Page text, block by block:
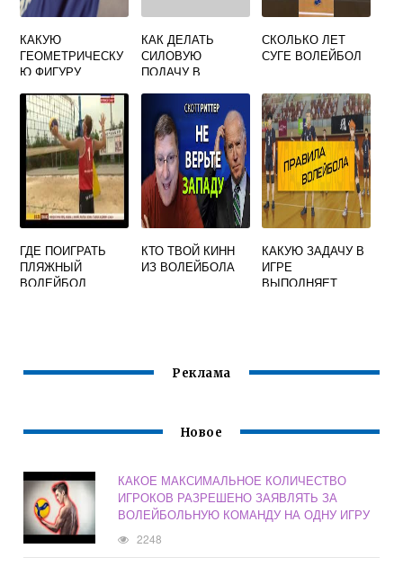
КАКУЮ
ГЕОМЕТРИЧЕСКУ
Ю ФИГУРУ
РАСПОЛОЖЕНИЕ
БОЛЬШИХ И
УКАЗАТЕЛЬНЫХ
ПАЛЬЦЕВ В
ВОЛЕЙБОЛЕ
КАК ДЕЛАТЬ
СИЛОВУЮ
ПОДАЧУ В
СКОЛЬКО ЛЕТ
СУГЕ ВОЛЕЙБОЛ
ГДЕ ПОИГРАТЬ
ПЛЯЖНЫЙ
ВОЛЕЙБОЛ
КТО ТВОЙ КИНН
ИЗ ВОЛЕЙБОЛА
КАКУЮ ЗАДАЧУ В
ИГРЕ
ВЫПОЛНЯЕТ
Реклама
Новое
КАКОЕ МАКСИМАЛЬНОЕ КОЛИЧЕСТВО
ИГРОКОВ РАЗРЕШЕНО ЗАЯВЛЯТЬ ЗА
ВОЛЕЙБОЛЬНУЮ КОМАНДУ НА ОДНУ ИГРУ
2248